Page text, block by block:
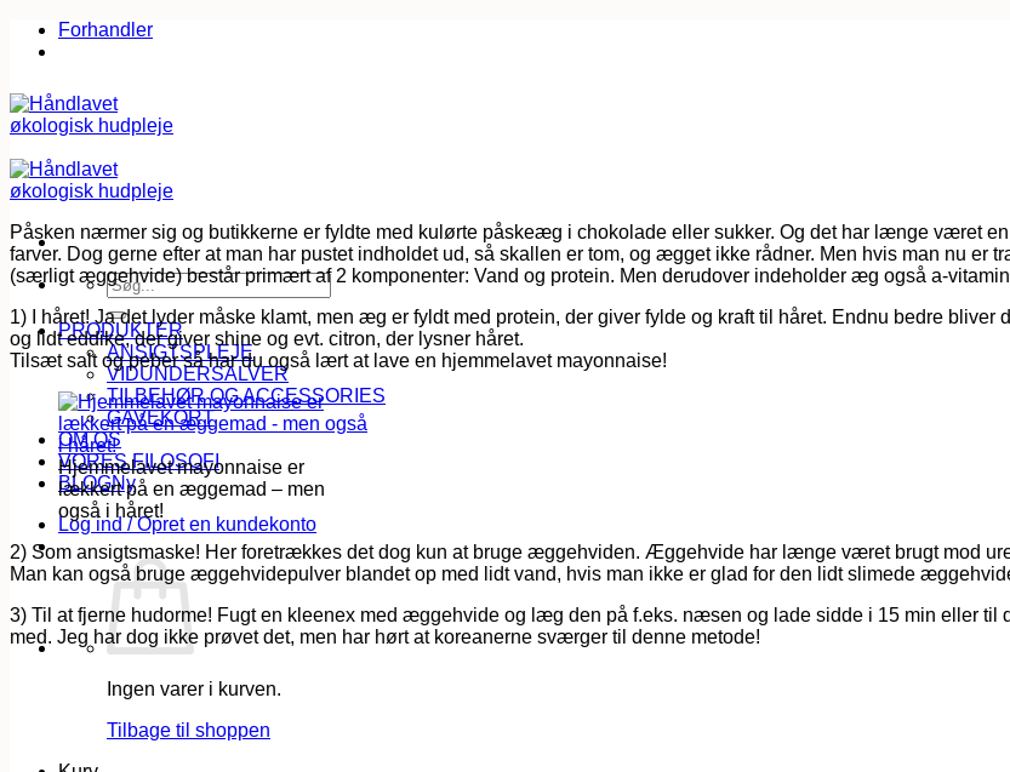
FortsætForhandler
Søg
efter:
PRODUKTER
ANSIGTSPLEJE
VIDUNDERSALVER
TILBEHØR OG ACCESSORIES
GAVEKORT
OM OS
VORES FILOSOFI
BLOG
Log ind / Opret en kundekonto
Ingen varer i kurven.
Tilbage til shoppen
Påsken nærmer sig og butikkerne er fyldte med kulørte påskeæg i chokolade eller sukker. Og det har længe været
farver. Dog gerne efter at man har pustet indholdet ud, så skallen er tom, og ægget ikke rådner. Men hvis man nu
(særligt æggehvide) består primært af 2 komponenter: Vand og protein. Men derudover indeholder æg også a-
1) I håret! Ja det lyder måske klamt, men æg er fyldt med protein, der giver fylde og kraft til håret. Endnu bedre
og lidt eddike, der giver shine og evt. citron, der lysner håret.
Tilsæt salt og peber så har du også lært at lave en hjemmelavet mayonnaise!
Hjemmelavet mayonnaise er
lækkert på en æggemad – men
også i håret!
2) Som ansigtsmaske! Her foretrækkes det dog kun at bruge æggehviden. Æggehvide har længe været brugt mod
Man kan også bruge æggehvidepulver blandet op med lidt vand, hvis man ikke er glad for den lidt slimede
3) Til at fjerne hudorme! Fugt en kleenex med æggehvide og læg den på f.eks. næsen og lade sidde i 15 min eller
med. Jeg har dog ikke prøvet det, men har hørt at koreanerne sværger til denne metode!